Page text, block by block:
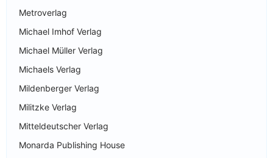
Metroverlag
Michael Imhof Verlag
Michael Müller Verlag
Michaels Verlag
Mildenberger Verlag
Militzke Verlag
Mitteldeutscher Verlag
Monarda Publishing House